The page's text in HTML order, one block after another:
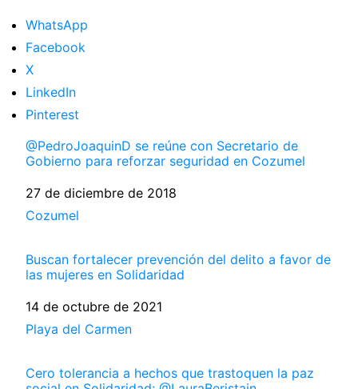
WhatsApp
Facebook
X
LinkedIn
Pinterest
@PedroJoaquinD se reúne con Secretario de
Gobierno para reforzar seguridad en Cozumel
Fecha
27 de diciembre de 2018
Respecto a
Cozumel
Buscan fortalecer prevención del delito a favor de
las mujeres en Solidaridad
Fecha
14 de octubre de 2021
Respecto a
Playa del Carmen
Cero tolerancia a hechos que trastoquen la paz